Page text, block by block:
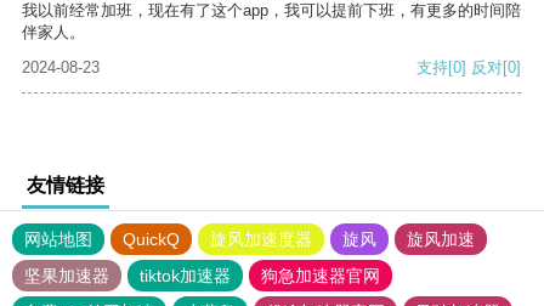
我以前经常加班，现在有了这个app，我可以提前下班，有更多的时间陪
伴家人。
2024-08-23
支持[0] 反对[0]
友情链接
网站地图 QuickQ 旋风加速度器 旋风
旋风加速
坚果加速器
tiktok加速器
狗急加速器官网